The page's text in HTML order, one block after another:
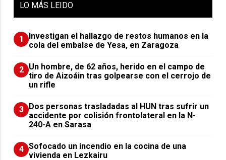
LO MÁS LEIDO
1
Investigan el hallazgo de restos humanos en la
cola del embalse de Yesa, en Zaragoza
2 Un hombre, de 62 años, herido en el campo de
tiro de Aizoáin tras golpearse con el cerrojo de
un rifle
3
​Dos personas trasladadas al HUN tras sufrir un
accidente por colisión frontolateral en la N-
240-A en Sarasa
4 Sofocado un incendio en la cocina de una
vivienda en Lezkairu